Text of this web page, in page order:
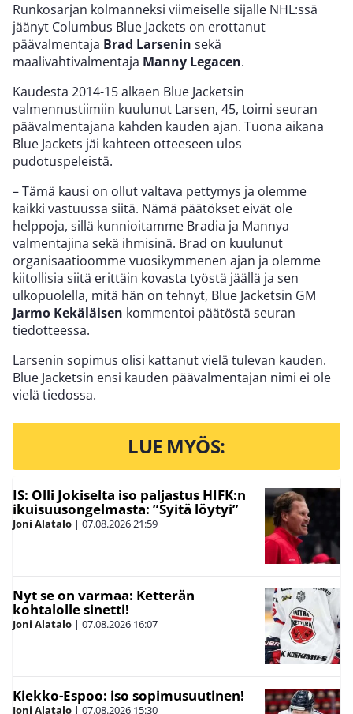
Runkosarjan kolmanneksi viimeiselle sijalle NHL:ssä
jäänyt Columbus Blue Jackets on erottanut
päävalmentaja Brad Larsenin sekä
maalivahtivalmentaja Manny Legacen.
Kaudesta 2014-15 alkaen Blue Jacketsin
valmennustiimiin kuulunut Larsen, 45, toimi seuran
päävalmentajana kahden kauden ajan. Tuona aikana
Blue Jackets jäi kahteen otteeseen ulos
pudotuspeleistä.
– Tämä kausi on ollut valtava pettymys ja olemme
kaikki vastuussa siitä. Nämä päätökset eivät ole
helppoja, sillä kunnioitamme Bradia ja Mannya
valmentajina sekä ihmisinä. Brad on kuulunut
organisaatioomme vuosikymmenen ajan ja olemme
kiitollisia siitä erittäin kovasta työstä jäällä ja sen
ulkopuolella, mitä hän on tehnyt, Blue Jacketsin GM
Jarmo Kekäläisen kommentoi päätöstä seuran
tiedotteessa.
Larsenin sopimus olisi kattanut vielä tulevan kauden.
Blue Jacketsin ensi kauden päävalmentajan nimi ei ole
vielä tiedossa.
LUE MYÖS:
IS: Olli Jokiselta iso paljastus HIFK:n
ikuisuusongelmasta: ”Syitä löytyi”
Joni Alatalo | 07.08.202621:59
Nyt se on varmaa: Ketterän
kohtalolle sinetti!
Joni Alatalo | 07.08.2026 16:07
Kiekko-Espoo: iso sopimusuutinen!
Joni Alatalo | 07.08.2026 15:30